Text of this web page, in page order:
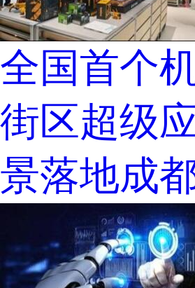
全国首个
街区超级
景落地成